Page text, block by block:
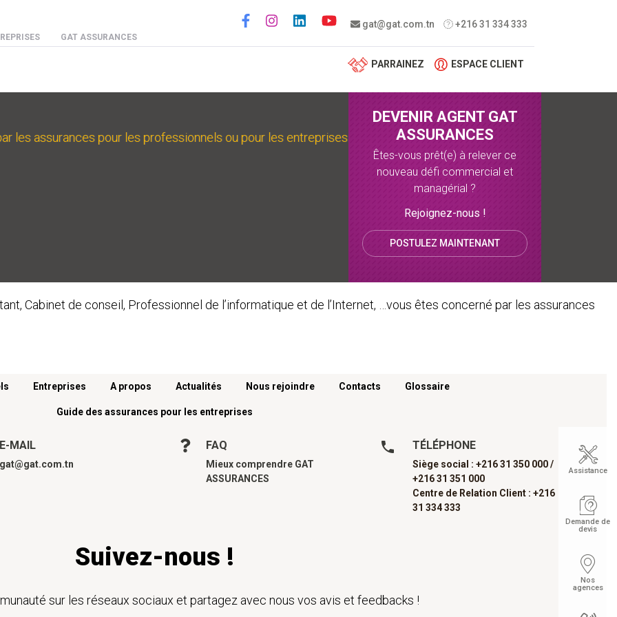
GAT ASSURANCES
gat@gat.com.tn +216 31 334 333
Social menu
PARRAINEZ ESPACE CLIENT
les assurances pour les professionnels ou pour les entreprises ?
DEVENIR AGENT GAT
ASSURANCES
Êtes-vous prêt(e) à relever ce
nouveau défi commercial et
managérial ?
Rejoignez-nous !
POSTULEZ MAINTENANT
Cabinet de conseil, Professionnel de l’informatique et de l’Internet, …vous êtes concerné par les assurances
Entreprises A propos Actualités Nous rejoindre Contacts Glossaire
Guide des assurances pour les entreprises
E-MAIL
gat@gat.com.tn
FAQ
Mieux comprendre GAT
ASSURANCES
TÉLÉPHONE
Siège social : +216 31 350 000 /
+216 31 351 000
Centre de Relation Client : +216
31 334 333
Suivez-nous !
sur les réseaux sociaux et partagez avec nous vos avis et feedbacks !
Assistance
Demande de
devis
Nos
agences